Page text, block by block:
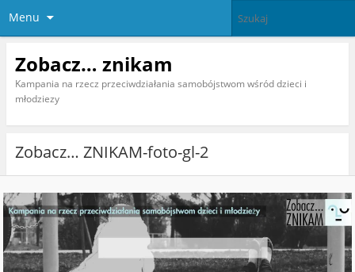
Menu
Zobacz… znikam
Kampania na rzecz przeciwdziałania samobójstwom wśród dzieci i
młodziezy
Zobacz… ZNIKAM-foto-gl-2